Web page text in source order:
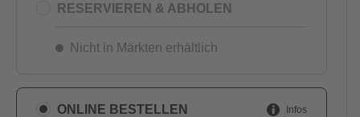
RESERVIEREN & ABHOLEN
Nicht in Märkten erhältlich
ONLINE BESTELLEN Infos